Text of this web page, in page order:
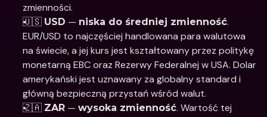
zmienności.
🇺🇸 USD — niska do średniej zmienność.
EUR/USD to najczęściej handlowana para walutowa
na świecie, a jej kurs jest kształtowany przez politykę
monetarną EBC oraz Rezerwy Federalnej w USA. Dolar
amerykański jest uznawany za globalny standard i
główną bezpieczną przystań wśród walut.
🇿🇦 ZAR — wysoka zmienność. Wartość tej